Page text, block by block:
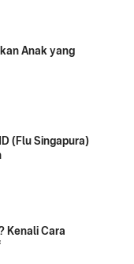
Anak yang
(Flu Singapura)
Kenali Cara